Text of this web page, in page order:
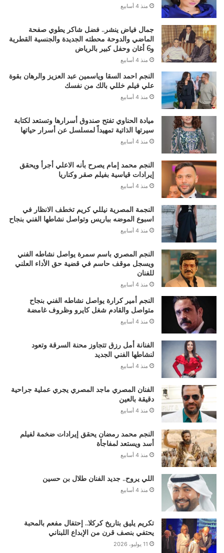
منذ 4 أسابيع
جمال فياض ينشر.. فضل شاكر يطوي صفحة
الماضي والدوحة محطته الجديدة والجنسية القطرية
و6 أغان وحفل كبير بالرياض
منذ 4 أسابيع
النجم احمد السقا وياسمين عبد العزيز والرهان بقوة
علي فيلم خللي بالك من نفسك
منذ 4 أسابيع
ميادة الحناوي تفتح صندوق أسرارها وتستعد لكتابة
سيرتها الذاتية تمهيداً لمسلسل عن أسرار حياتها
منذ 4 أسابيع
النجم محمد إمام يصرح بأنه الاعلي أجرأ ويحقق
إيرادات قياسية بفيلم صقر وكناريا
منذ 4 أسابيع
النجمة المصرية نيللي كريم تخطف الانظار في
اسبوع الموضه بباريس وتواصل نشاطها الفني بنجاح
منذ 4 أسابيع
النجم المصري باسم سمرة يواصل نشاطه الفني
ويسجل موقف حاسم في قضية حق الأداء العلني
للفنان
منذ 4 أسابيع
النجم أمير كرارة يواصل نشاطه الفني بنجاح
متواصل والقادم شغل كايرو وظروف غامضة
منذ 4 أسابيع
الفنانة أمل رزق تتجاوز محنة السرقة وتعود
لنشاطها الفني الجديد
منذ 4 أسابيع
الفنان المصري ماجد المصري يجري عملية جراحية
دقيقة بالعين
منذ 4 أسابيع
النجم محمد رمضان يحقق إيرادات ضخمة لفيلم
أسد ويستعد لمفاجأة
منذ 4 أسابيع
اللي يروح.. جديد الفنان طلال بن حسين
منذ 4 أسابيع
تكريم يليق بتاريخ كركلا.. إحتفال مفعم بالمحبة
يحتفي بنصف قرن من الإبداع اللبناني
11 يوليو، 2026